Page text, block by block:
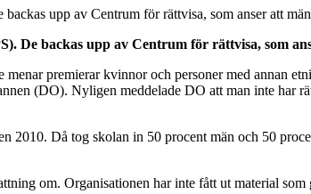
upp av Centrum för rättvisa, som anser att
De backas upp av Centrum för rättvisa, som
premierar kvinnor och personer med annan
(DO). Nyligen meddelade DO att man inte har
2010. Då tog skolan in 50 procent män och 50
om. Organisationen har inte fått ut material